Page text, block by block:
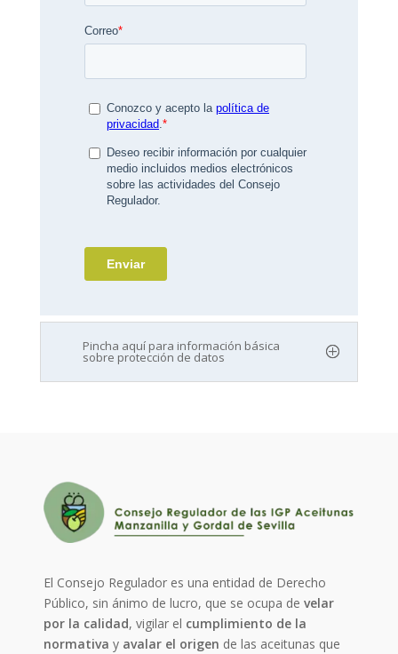
Pincha aquí para información básica
sobre protección de datos
El Consejo Regulador es una entidad de Derecho
Público, sin ánimo de lucro, que se ocupa develar
por la calidad, vigilar el cumplimiento de la
normativa y avalar el origen de las aceitunas que